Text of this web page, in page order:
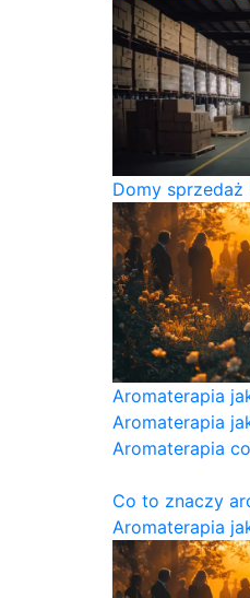
Domy sprzedaż
Aromaterapia
Aromaterapia
Aromaterapia
Co to znaczy
Aromaterapia